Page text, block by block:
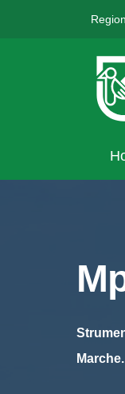
Marche.